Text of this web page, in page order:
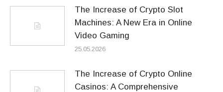
The Increase of Crypto Slot
Machines: A New Era in Online
Video Gaming
25.05.2026
The Increase of Crypto Online
Casinos: A Comprehensive